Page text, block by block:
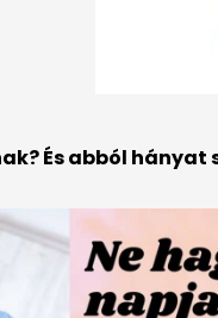
És abból